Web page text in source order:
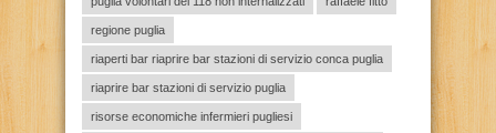
regione puglia
riaperti bar riaprire bar stazioni di servizio conca puglia
riaprire bar stazioni di servizio puglia
risorse economiche infermieri pugliesi